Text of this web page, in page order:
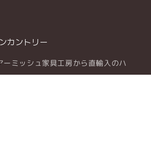
カントリー
ーミッシュ家具工房から直輸入のハ